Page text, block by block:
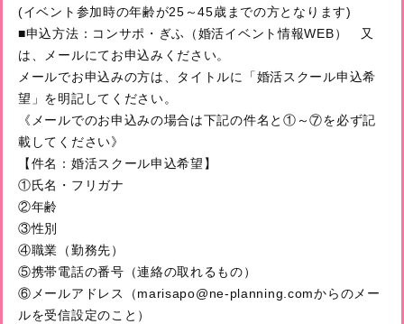
(イベント参加時の年齢が25～45歳までの方となります)
■申込方法：コンサポ・ぎふ（婚活イベント情報WEB） 又
は、メールにてお申込みください。
メールでお申込みの方は、タイトルに「婚活スクール申込希
望」を明記してください。
《メールでのお申込みの場合は下記の件名と①～⑦を必ず記
載してください》
【件名：婚活スクール申込希望】
①氏名・フリガナ
②年齢
③性別
④職業（勤務先）
⑤携帯電話の番号（連絡の取れるもの）
⑥メールアドレス（marisapo@ne-planning.comからのメー
ルを受信設定のこと）